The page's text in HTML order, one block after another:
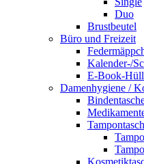
Duo
Brustbeutel
Büro und Freizeit
Kalender-/
E-Book-
Damenhygiene /